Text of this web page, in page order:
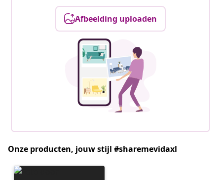
Afbeelding uploaden
Onze producten, jouw stijl #sharemevidaxl